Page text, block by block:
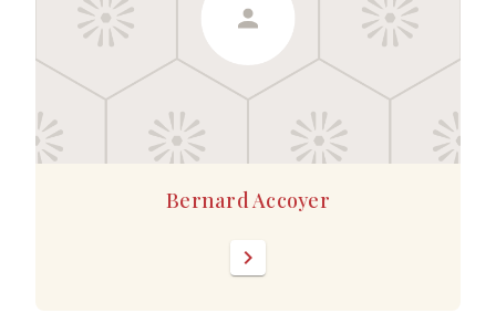
Bernard Accoyer
chevron_right